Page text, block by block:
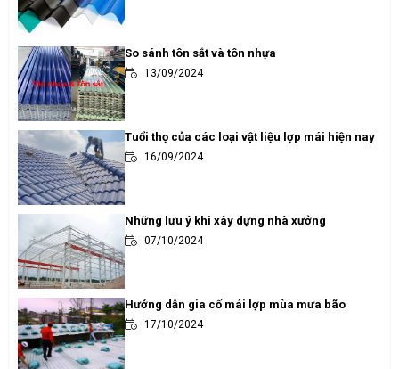
So sánh tôn sắt và tôn nhựa
13/09/2024
Tuổi thọ của các loại vật liệu lợp mái hiện nay
16/09/2024
Những lưu ý khi xây dựng nhà xưởng
07/10/2024
Hướng dẫn gia cố mái lợp mùa mưa bão
17/10/2024